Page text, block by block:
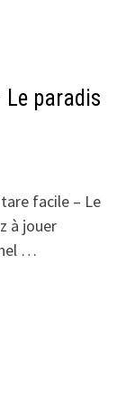
paradis
facile – Le
à jouer
…